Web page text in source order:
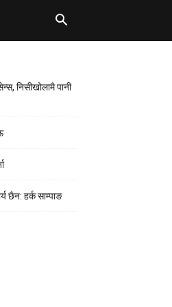
निसीखोलामै पानी
छैन: हर्क साम्पाङ